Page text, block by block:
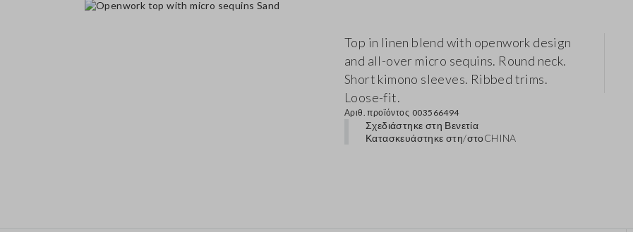
Top in linen blend with openwork design
and all-over micro sequins. Round neck.
Short kimono sleeves. Ribbed trims.
Loose-fit.
Αριθ. προϊόντος 003566494
Σχεδιάστηκε στη Βενετία
Κατασκευάστηκε στη/στοCHINA